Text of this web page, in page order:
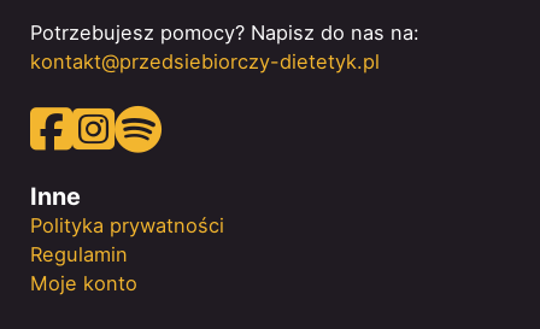
Inne
Polityka prywatności
Regulamin
Moje konto
Potrzebujesz pomocy? Napisz do nas na:
kontakt@przedsiebiorczy-dietetyk.pl
Obserwuj nas na Facebooku!
Obserwuj nas na Instagramie!
Subskrybuj nasz podcast na Spotify!